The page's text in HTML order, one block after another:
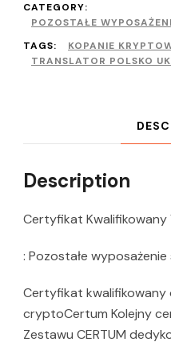
CATEGORY:
POZOSTAŁE
TAGS:
KOPANIE
TRANSLATOR POLSKO
Description
Certyfikat Kwalifikowany
: Pozostałe
Certyfikat
cryptoCertum Kolejny
Zestawu CERTUM